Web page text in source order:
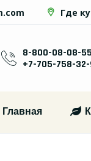
Где
8-800-08-08-
+7-705-758-
Главная